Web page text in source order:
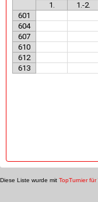
1. 1.-2.
601
604
607
610
612
613
Diese Liste wurde mit TopTurnier